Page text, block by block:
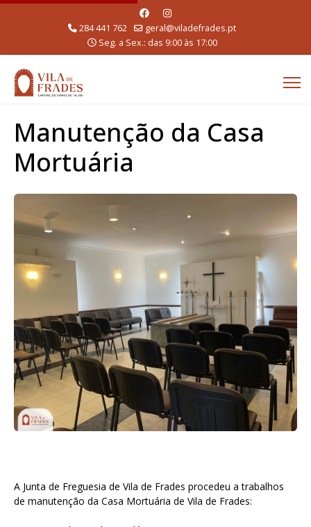
284 441 762
geral@viladefrades.pt
Seg. a Sex.: das 9:00 às 17:00
Manutenção da Casa
Mortuária
A Junta de Freguesia de Vila de Frades procedeu a trabalhos
de manutenção da Casa Mortuária de Vila de Frades: